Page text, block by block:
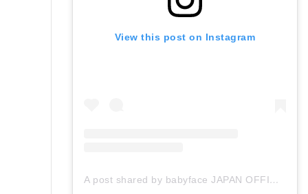
View this post on Instagram
A post shared by babyface JAPAN OFFICIAL (@babyface_japan)